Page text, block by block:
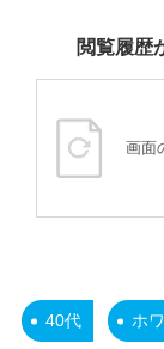
閲覧履歴
画面
40代 ホ